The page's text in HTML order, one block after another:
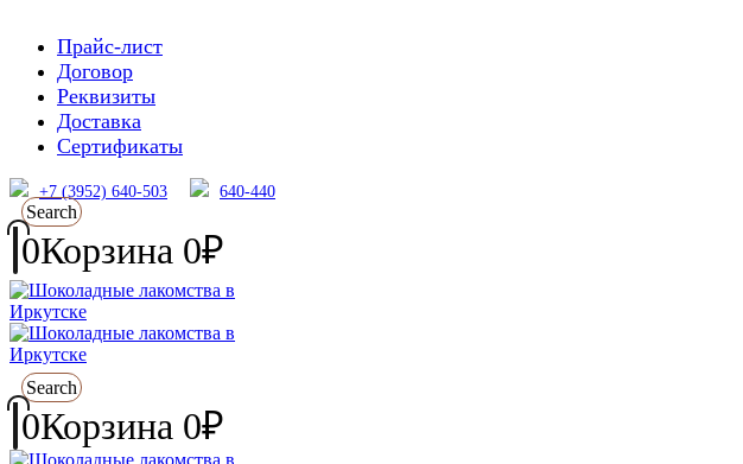
Прайс-лист
Договор
Реквизиты
Доставка
Сертификаты
+7 (3952) 640-503 640-440
Search
0Корзина 0₽
Search
0Корзина 0₽